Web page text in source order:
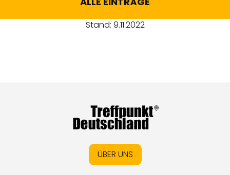
Stand: 9.11.2022
ÜBER UNS